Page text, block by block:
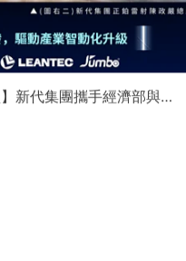
】新代集團攜手經濟部與金
領航 AI機器人智慧智造